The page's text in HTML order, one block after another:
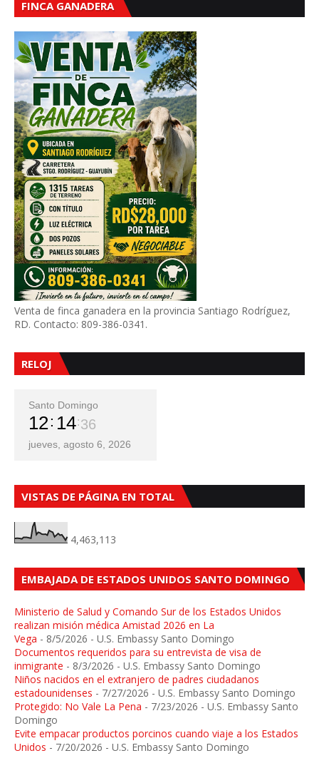
FINCA GANADERA
Venta de finca ganadera en la provincia Santiago Rodríguez,
RD. Contacto: 809-386-0341.
RELOJ
Santo Domingo
12 14 38
jueves, agosto 6, 2026
VISTAS DE PÁGINA EN TOTAL
4,463,113
EMBAJADA DE ESTADOS UNIDOS SANTO DOMINGO
Ministerio de Salud y Comando Sur de los Estados Unidos
realizan misión médica Amistad 2026 en La
Vega - 8/5/2026 - U.S. Embassy Santo Domingo
Documentos requeridos para su entrevista de visa de
inmigrante - 8/3/2026 - U.S. Embassy Santo Domingo
Niños nacidos en el extranjero de padres ciudadanos
estadounidenses - 7/27/2026 - U.S. Embassy Santo Domingo
Protegido: No Vale La Pena - 7/23/2026 - U.S. Embassy Santo
Domingo
Evite empacar productos porcinos cuando viaje a los Estados
Unidos - 7/20/2026 - U.S. Embassy Santo Domingo